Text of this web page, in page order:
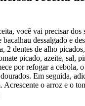
você vai precisar dos
dessalgado e
2 dentes de alho
picado, azeite, sal,
por refogar a cebola,
Em seguida,
Acrescente o arroz e o